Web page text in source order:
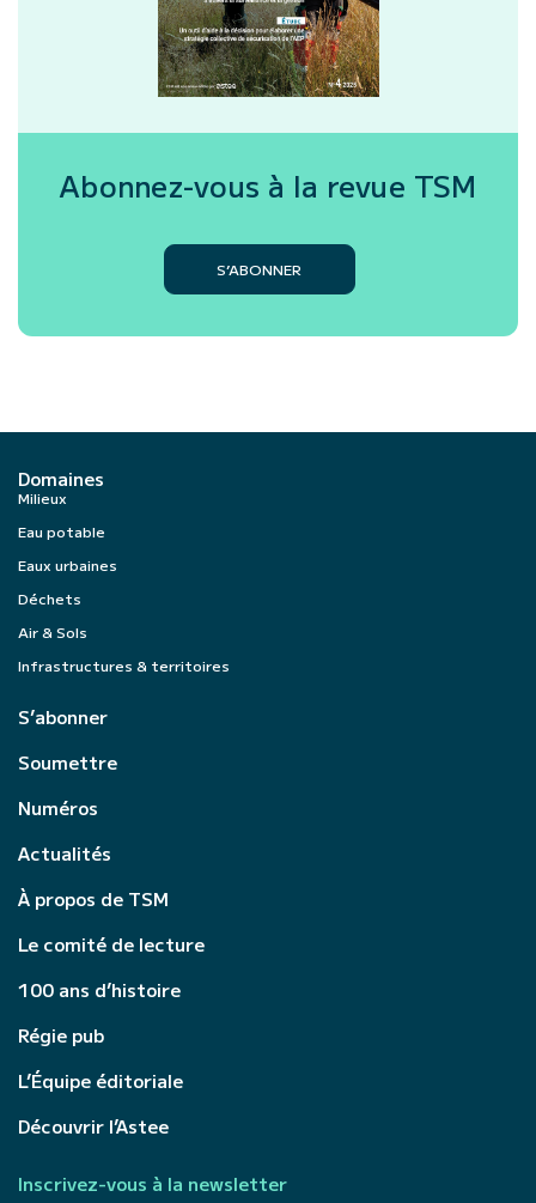
Abonnez-vous à la revue TSM
S’ABONNER
Domaines
Milieux
Eau potable
Eaux urbaines
Déchets
Air & Sols
Infrastructures & territoires
S’abonner
Soumettre
Numéros
Actualités
À propos de TSM
Le comité de lecture
100 ans d’histoire
Régie pub
L’Équipe éditoriale
Découvrir l’Astee
Inscrivez-vous à la newsletter